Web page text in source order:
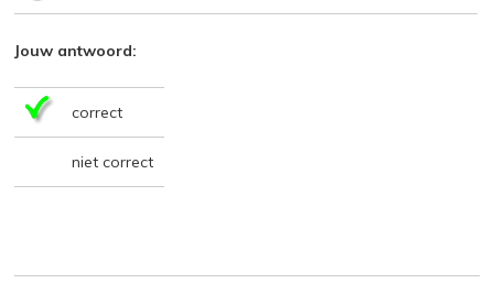
Jouw antwoord:
correct
niet correct